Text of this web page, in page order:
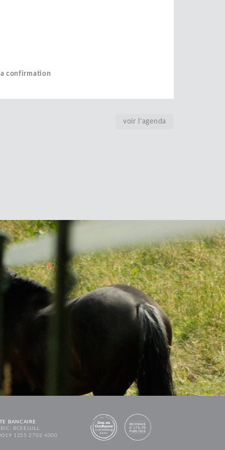
confirmation
voir l’agenda
BANCAIRE
BCEELULL
1255 2702 4000